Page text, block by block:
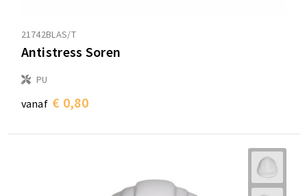
21742BLAS/T
Antistress Soren
PU
vanaf € 0,80